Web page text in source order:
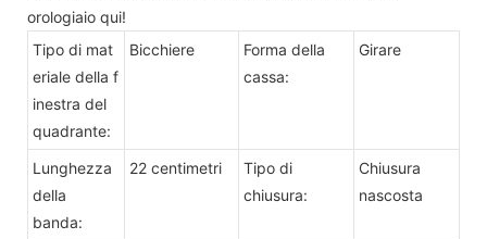
orologiaio qui!
Tipo di mat
eriale della f
inestra del
quadrante:
Bicchiere
Forma della
cassa:
Girare
Lunghezza
della
banda:
22 centimetri
Tipo di
chiusura:
Chiusura
nascosta